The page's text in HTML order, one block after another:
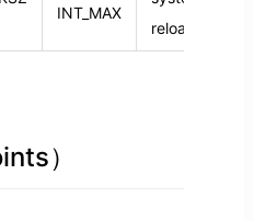
INT_MAX
reload
）